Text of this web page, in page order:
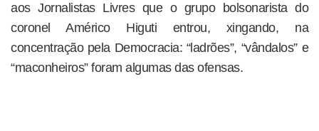
aos Jornalistas Livres que o grupo bolsonarista do
coronel Américo Higuti entrou, xingando, na
concentração pela Democracia: “ladrões”, “vândalos” e
“maconheiros” foram algumas das ofensas.